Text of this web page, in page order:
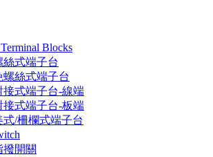
Blocks
絲式端子台
螺絲式端子台
接式端子台-線端
接式端子台-板端
式/柵欄式端子台
撥開關